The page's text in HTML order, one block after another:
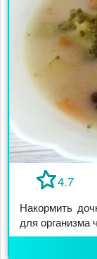
4.7
Накормить
для организма